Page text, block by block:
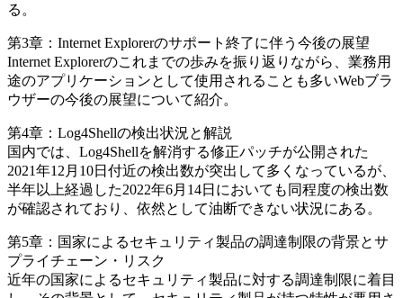
る。
第3章：Internet Explorerのサポート終了に伴う今後の展望
Internet Explorerのこれまでの歩みを振り返りながら、業務用
途のアプリケーションとして使用されることも多いWebブラ
ウザーの今後の展望について紹介。
第4章：Log4Shellの検出状況と解説
国内では、Log4Shellを解消する修正パッチが公開された
2021年12月10日付近の検出数が突出して多くなっているが、
半年以上経過した2022年6月14日においても同程度の検出数
が確認されており、依然として油断できない状況にある。
第5章：国家によるセキュリティ製品の調達制限の背景とサ
プライチェーン・リスク
近年の国家によるセキュリティ製品に対する調達制限に着目